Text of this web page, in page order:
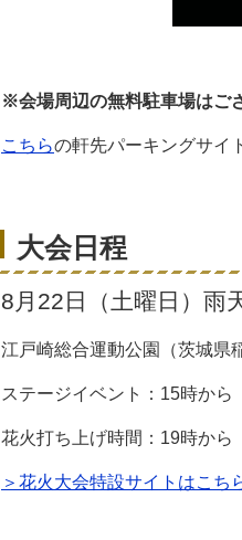
※会場周辺の無料駐車場はご
こちらの軒先パーキングサイ
大会日程
8月22日（土曜日）雨
江戸崎総合運動公園（茨城県
ステージイベント：15時から
花火打ち上げ時間：19時から
＞花火大会特設サイトはこち